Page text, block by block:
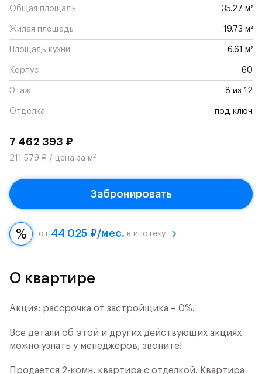
Общая площадь 35.27 м²
Жилая площадь 19.73 м²
Площадь кухни 6.61 м²
Корпус 60
Этаж 8 из 12
Отделка под ключ
7 462 393 ₽
211 579 ₽ / цена за м2
Забронировать
от 44 025 ₽/мес. в ипотеку
О квартире
Акция: рассрочка от застройщика – 0%.
Все детали об этой и других действующих акциях
можно узнать у менеджеров, звоните!
Продается 2-комн. квартира с отделкой. Квартира